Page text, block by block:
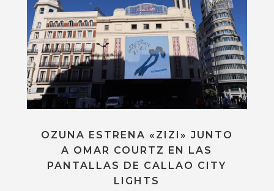
OZUNA ESTRENA «ZIZI» JUNTO
A OMAR COURTZ EN LAS
PANTALLAS DE CALLAO CITY
LIGHTS